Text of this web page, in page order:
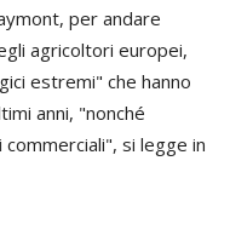
per andare
agricoltori europei,
estremi" che hanno
anni, "nonché
si legge in